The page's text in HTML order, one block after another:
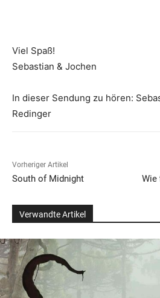
Viel Spaß!
Sebastian & Jochen
In dieser Sendung zu hören:
Redinger
Vorheriger Artikel
South of Midnight Wie
Verwandte Artikel